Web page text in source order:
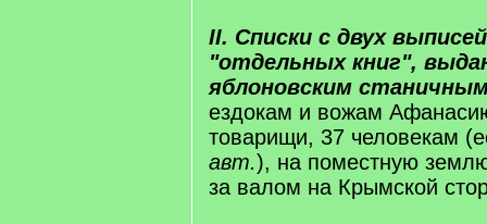
II. Списки с двух
"отдельных книг",
яблоновским
ездокам и вожам
товарищи, 37 человекам
авт.), на поместную
за валом на Крымской